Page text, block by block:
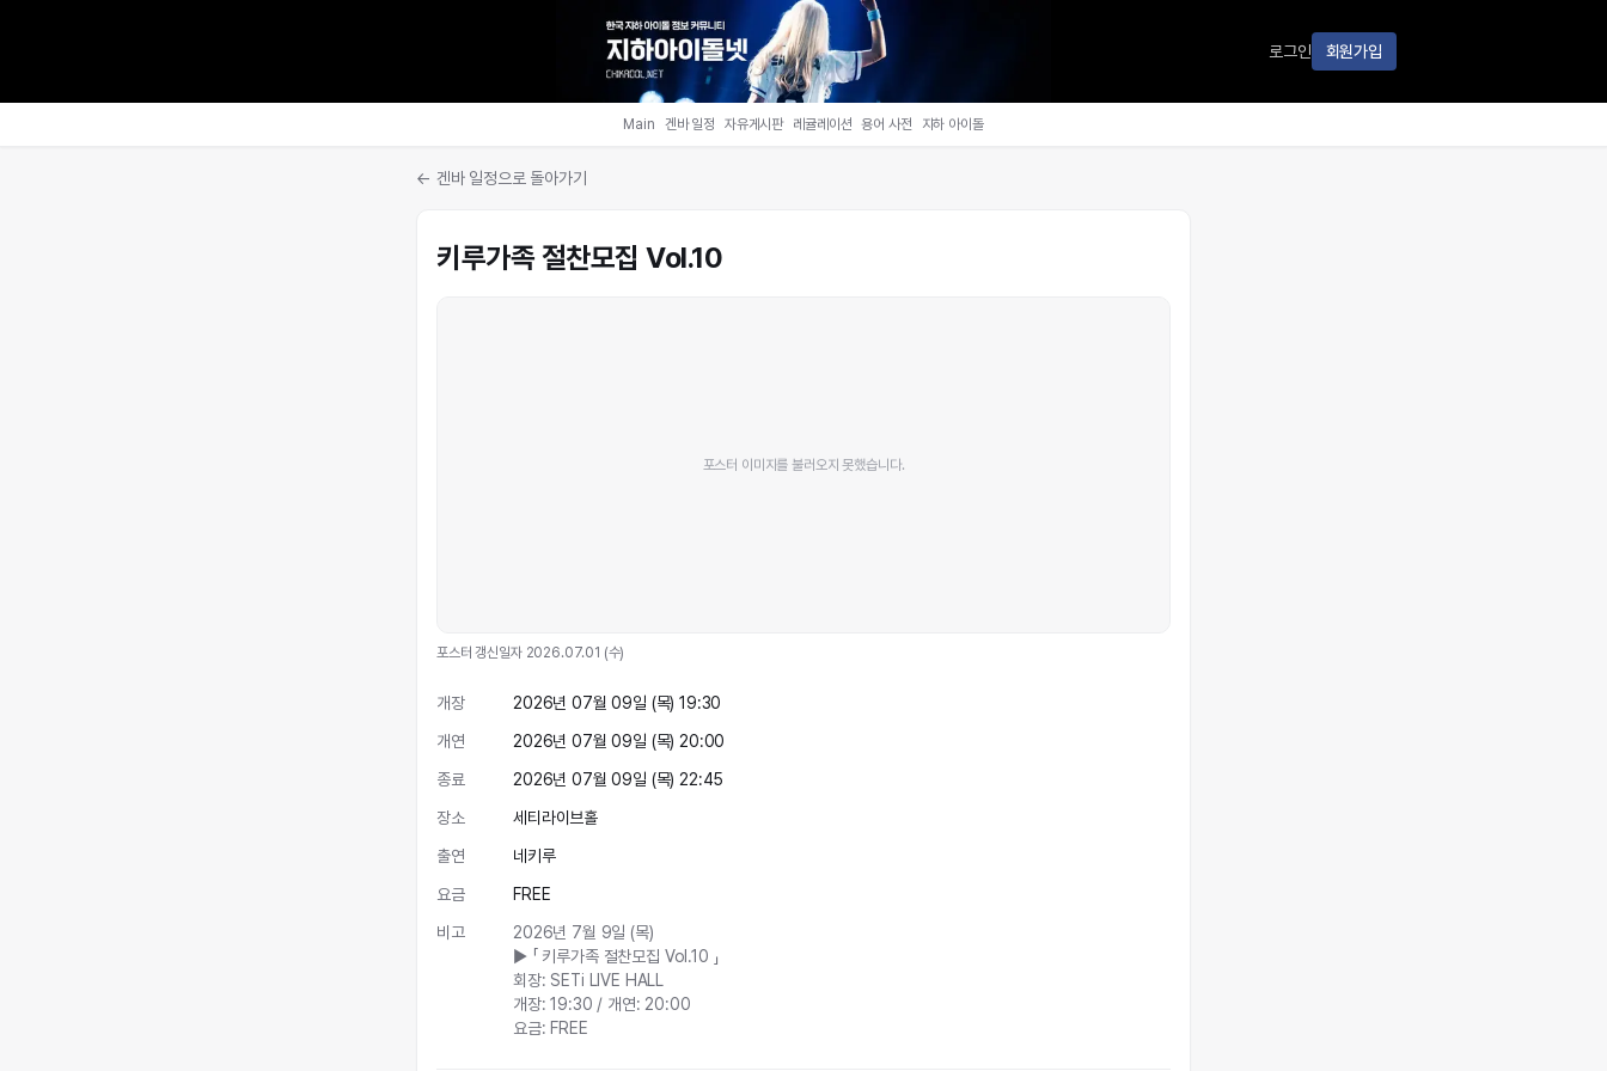
로그인 회원가입
Main 겐바 일정 자유게시판 레귤레이션 용어 사전 지하 아이돌
← 겐바 일정으로 돌아가기
키루가족 절찬모집 Vol.10
포스터 이미지를 불러오지 못했습니다.
포스터 갱신일자 2026.07.01 (수)
개장
2026년 07월 09일 (목) 19:30
개연
2026년 07월 09일 (목) 20:00
종료
2026년 07월 09일 (목) 22:45
장소
세티라이브홀
출연
네키루
요금
FREE
비고
2026년 7월 9일 (목)
▶️ 「 키루가족 절찬모집 Vol.10 」
회장: SETi LIVE HALL
개장: 19:30 / 개연: 20:00
요금: FREE